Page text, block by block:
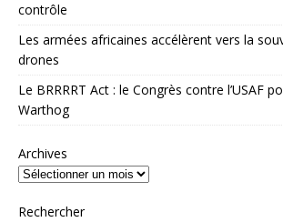
contrôle
Les armées africaines accélèrent vers la
drones
Le BRRRRT Act : le Congrès contre l’USAF
Warthog
Archives
Rechercher